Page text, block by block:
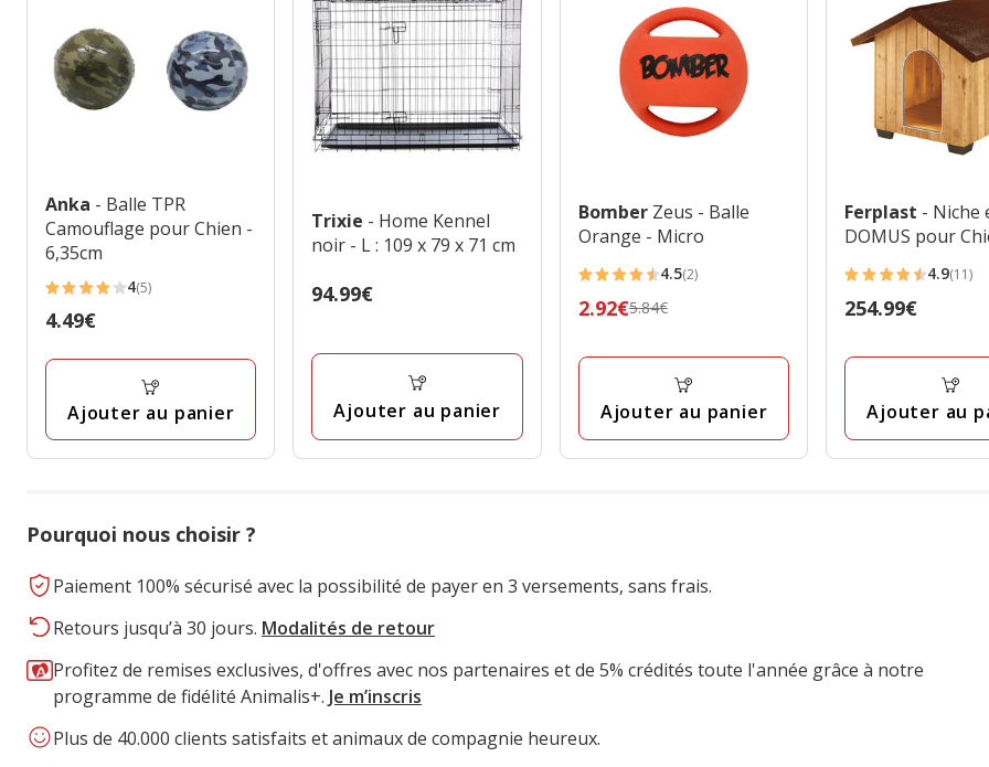
Anka - Balle TPR
Camouflage pour Chien -
6,35cm
4
étoiles
avis
4(5)
Prix
4.49€
Ajouter au panier
Trixie - Home Kennel
noir - L : 109 x 79 x 71 cm
Prix
94.99€
Ajouter au panier
Bomber Zeus - Balle
Orange - Micro
4.5
étoiles
2
4.5(2)
Prix
5.84€,
final
2.92€
2.92€5.84€
Ajouter au panier
Ferplast - Niche
DOMUS pour
4.9
étoiles
11
4.9(11)
Prix
254.99€
Ajouter au
Pourquoi nous choisir ?
Paiement 100% sécurisé avec la possibilité de payer en 3 versements, sans frais.
Retours jusqu’à 30 jours. Modalités de retour
Profitez de remises exclusives, d'offres avec nos partenaires et de 5% crédités toute l'année grâce à notre
programme de fidélité Animalis+. Je m’inscris
Plus de 40.000 clients satisfaits et animaux de compagnie heureux.